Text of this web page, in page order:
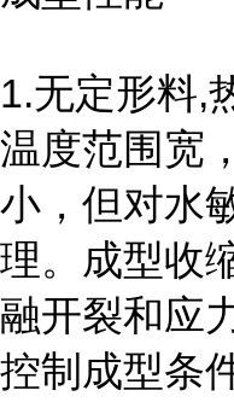
1.无定形料,
温度范围宽
小，但对水
理。成型收
融开裂和应
控制成型条